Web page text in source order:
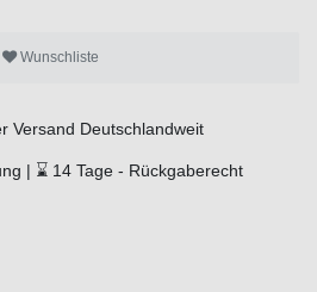
Wunschliste
Versand Deutschlandweit
| ⌛ 14 Tage - Rückgaberecht